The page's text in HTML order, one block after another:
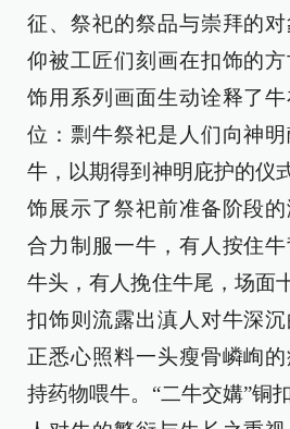
征、祭祀的祭品与崇拜的
仰被工匠们刻画在扣饰的
饰用系列画面生动诠释了
位：剽牛祭祀是人们向神
牛，以期得到神明庇护的仪
饰展示了祭祀前准备阶段
合力制服一牛，有人按住
牛头，有人挽住牛尾，场面
扣饰则流露出滇人对牛深
正悉心照料一头瘦骨嶙峋
持药物喂牛。“二牛交媾”铜